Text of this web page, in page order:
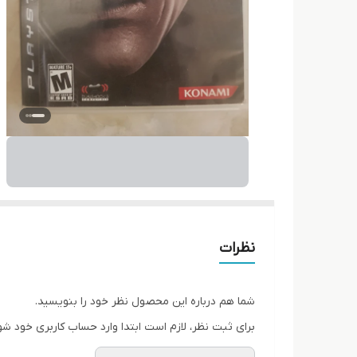
نظرات
شما هم درباره این محصول نظر خود را بنویسید.
برای ثبت نظر، لازم است ابتدا وارد حساب کاربری خود